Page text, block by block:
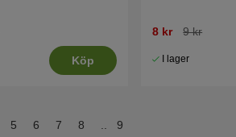
Köp
8 kr 9 kr
I lager
5 6 7 8 .. 9